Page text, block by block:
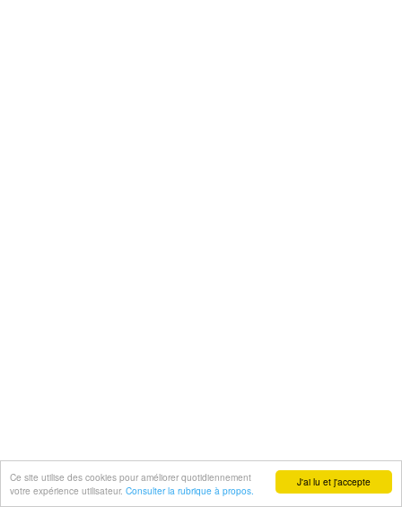
J'ai lu et j'accepte
Ce site utilise des cookies pour améliorer quotidiennement
votre expérience utilisateur. Consulter la rubrique à propos.